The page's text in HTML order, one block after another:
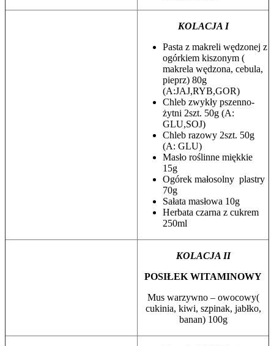
KOLACJA I
Pasta z makreli wędzonej z
ogórkiem kiszonym (
makrela wędzona, cebula,
pieprz) 80g
(A:JAJ,RYB,GOR)
Chleb zwykły pszenno-
żytni 2szt. 50g (A:
GLU,SOJ)
Chleb razowy 2szt. 50g
(A: GLU)
Masło roślinne miękkie
15g
Ogórek małosolny plastry
70g
Sałata masłowa 10g
Herbata czarna z cukrem
250ml
KOLACJA II
POSIŁEK WITAMINOWY
Mus warzywno – owocowy(
cukinia, kiwi, szpinak, jabłko,
banan) 100g